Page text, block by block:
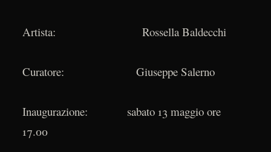
Artista: Rossella Baldecchi
Curatore: Giuseppe Salerno
Inaugurazione: sabato 13 maggio ore
17.00